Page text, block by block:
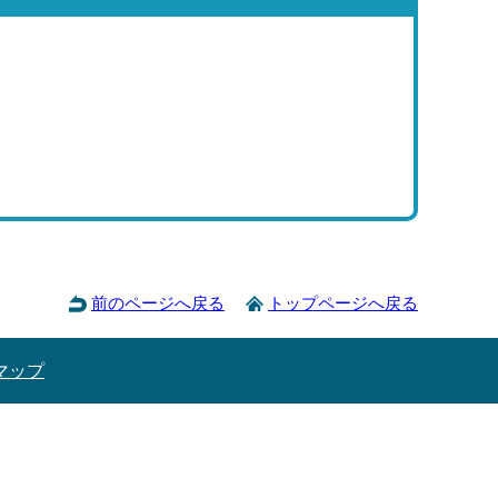
前のページへ戻る トップページへ戻る
ップ